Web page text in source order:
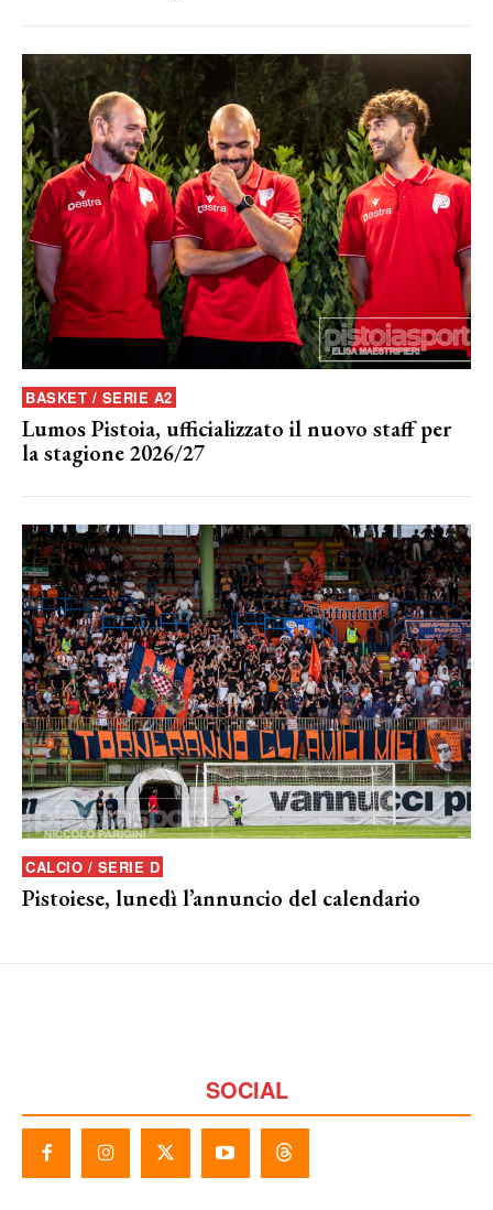
BASKET / SERIE A2
Lumos Pistoia, ufficializzato il nuovo staff per
la stagione 2026/27
CALCIO / SERIE D
Pistoiese, lunedì l’annuncio del calendario
SOCIAL